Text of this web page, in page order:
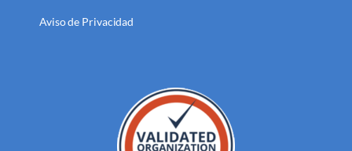
Aviso de Privacidad